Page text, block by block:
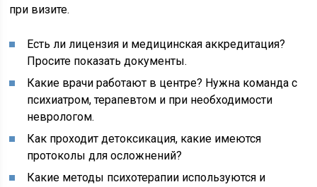
при визите.
Есть ли лицензия и медицинская аккредитация?
Просите показать документы.
Какие врачи работают в центре? Нужна команда с
психиатром, терапевтом и при необходимости
неврологом.
Как проходит детоксикация, какие имеются
протоколы для осложнений?
Какие методы психотерапии используются и